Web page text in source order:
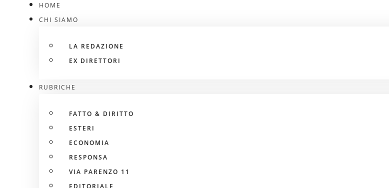
HOME
CHI SIAMO
LA REDAZIONE
EX DIRETTORI
RUBRICHE
FATTO & DIRITTO
ESTERI
ECONOMIA
RESPONSA
VIA PARENZO 11
EDITORIALE